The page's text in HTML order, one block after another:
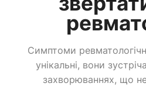
Симптоми
унікальні, вони
захворюваннях, що